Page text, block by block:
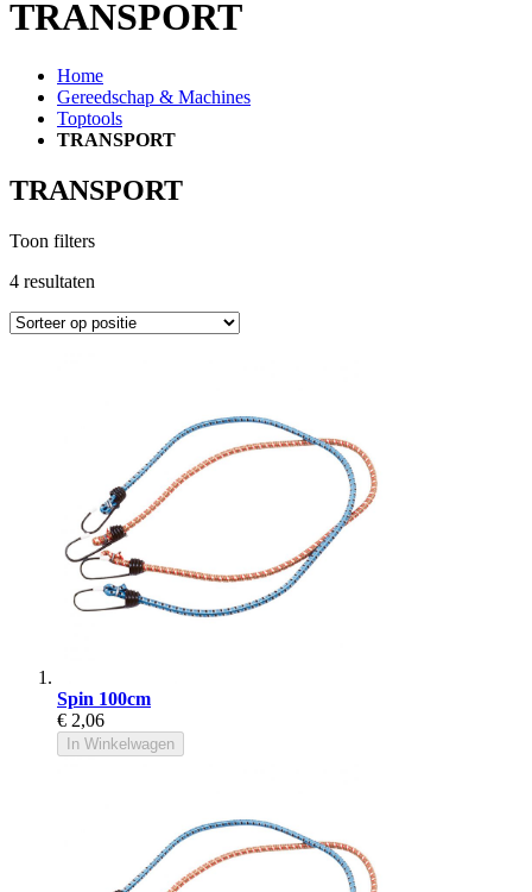
TRANSPORT
Home
Gereedschap & Machines
Toptools
TRANSPORT
TRANSPORT
Toon filters
4 resultaten
Spin 100cm
€ 2,06
In Winkelwagen